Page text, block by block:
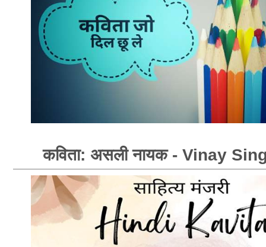
कविता: असली नायक - Vinay